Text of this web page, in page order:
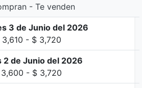
- Te venden
3 de Junio del 2026
3,610 - $ 3,720
2 de Junio del 2026
- $ 3,720